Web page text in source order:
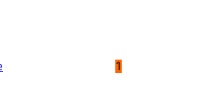
1